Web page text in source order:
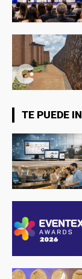
TE PUEDE